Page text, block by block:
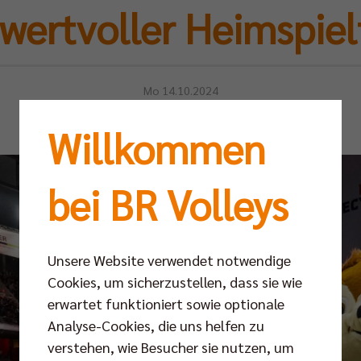
Mo 14.10.2024
Willkommen
bei BR Volleys
Unsere Website verwendet notwendige
Cookies, um sicherzustellen, dass sie wie
erwartet funktioniert sowie optionale
Analyse-Cookies, die uns helfen zu
verstehen, wie Besucher sie nutzen, um